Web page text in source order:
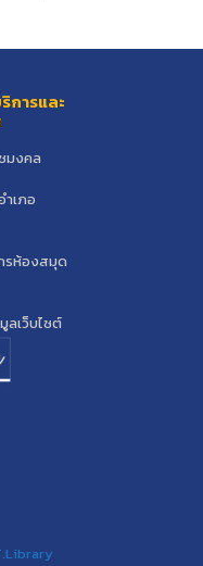
ารและ
มงคล
เภอ
รห้องสมุด
ลเว็บไซต์